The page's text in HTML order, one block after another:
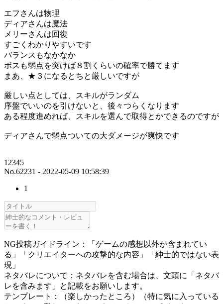
エフさんは物理
ディアさんは魔法
メリーさんは回復
すごくわかりやすいです
バランスもなかなか
ボスも弱点を突けば８割くらいの確率で勝てます
まあ、★３になるとちと厳しいですが
厳しい点としては、スキルがランダム
序盤でいいのを引けないと、後々つらくなります
ある程度進めれば、スキルを選んで取得とかできるのですが
ディアさんで弱点ついての大ダメージが爽快です
12345
No.62231 - 2022-05-09 10:58:39
1
NG投稿ガイドライン：「ゲームの感想以外が含まれてい
る」「クリエイターへの攻撃的な内容」「紳士的ではない表
現」
ネタバレについて：ネタバレを含む場合は、文頭に「ネタバ
レを含みます」と記載をお願いします。
テンプレート：（楽しかったところ）（特に気に入っている